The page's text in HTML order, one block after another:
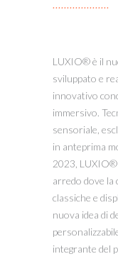
LUXIO® è il
sviluppato e
innovativo
immersivo.
sensoriale,
in anteprima
2023,
arredo dove la
classiche e
nuova idea di
integrante del